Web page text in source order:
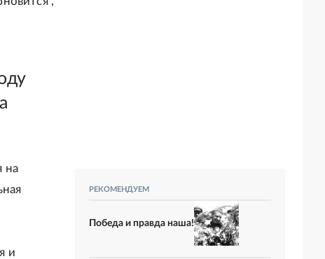
на
и
РЕКОМЕНДУЕМ
Победа и правда наша!